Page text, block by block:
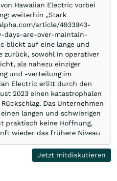
Hawaiian Electric vorbei
weiterhin „Stark
article/4933943-
days-are-over-maintain-
blickt auf eine lange und
zurück, sowohl in operativer
als nahezu einziger
und -verteilung im
Electric erlitt durch den
2023 einen katastrophalen
Das Unternehmen
langen und schwierigen
praktisch keine Hoffnung,
wieder das frühere Niveau
Jetzt mitdiskutieren